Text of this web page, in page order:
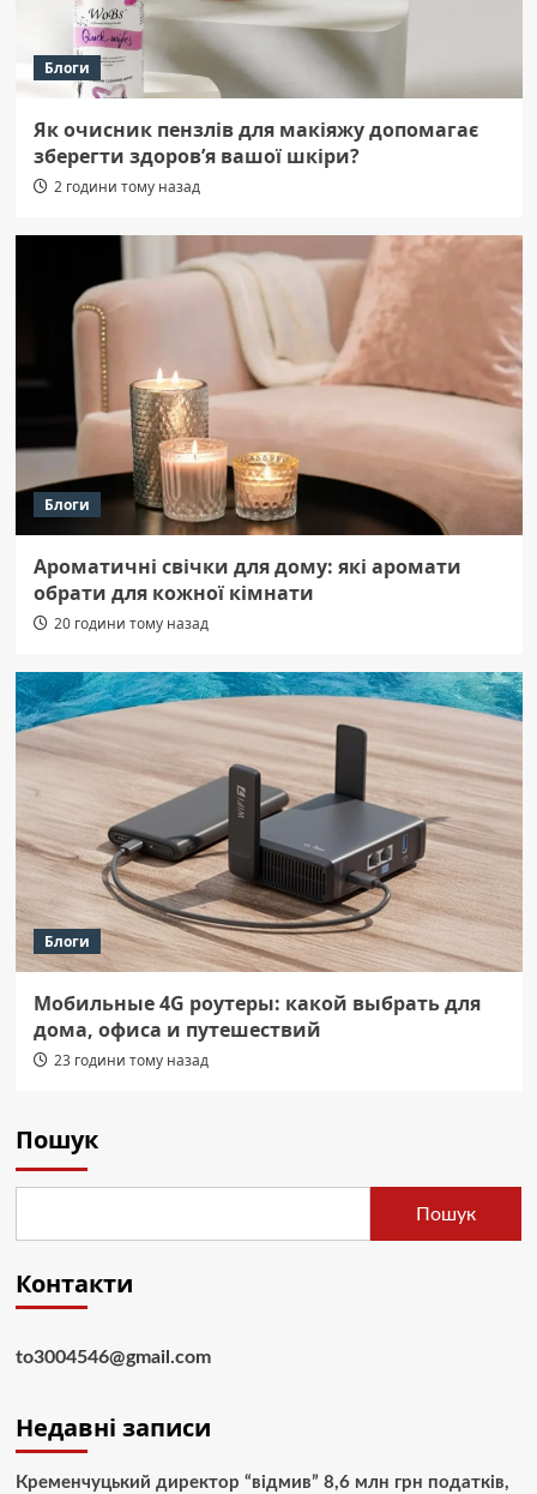
Блоги
Як очисник пензлів для макіяжу допомагає
зберегти здоров’я вашої шкіри?
2 години тому назад
Блоги
Ароматичні свічки для дому: які аромати
обрати для кожної кімнати
20 години тому назад
Блоги
Мобильные 4G роутеры: какой выбрать для
дома, офиса и путешествий
23 години тому назад
Пошук
Пошук
Контакти
to3004546@gmail.com
Недавні записи
Кременчуцький директор “відмив” 8,6 млн грн податків,